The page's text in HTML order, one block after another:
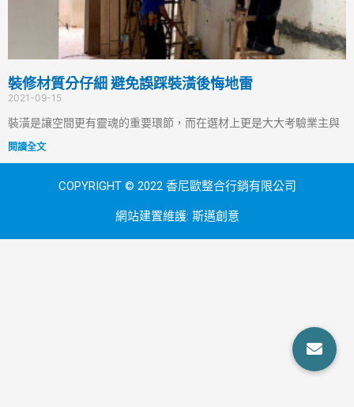
裝修材質分仔細 避免誤踩裝潢後悔地雷
2021-09-15
裝潢是讓空間更有靈魂的重要環節，而在選材上更是大大考驗業主與
閱讀全文
COPYRIGHT © 2022 香尼歐整合行銷有限公司
網站建置維護: 斯邁創意